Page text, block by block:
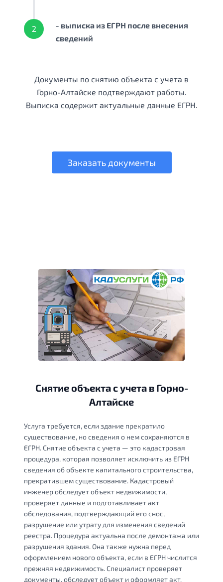
2
- выписка из ЕГРН после внесения
сведений
Документы по снятию объекта с учета в
Горно-Алтайске подтверждают работы.
Выписка содержит актуальные данные ЕГРН.
Заказать документы
Снятие объекта с учета в Горно-
Алтайске
Услуга требуется, если здание прекратило
существование, но сведения о нем сохраняются в
ЕГРН. Снятие объекта с учета — это кадастровая
процедура, которая позволяет исключить из ЕГРН
сведения об объекте капитального строительства,
прекратившем существование. Кадастровый
инженер обследует объект недвижимости,
проверяет данные и подготавливает акт
обследования, подтверждающий его снос,
разрушение или утрату для изменения сведений
реестра. Процедура актуальна после демонтажа или
разрушения здания. Она также нужна перед
оформлением нового объекта, если в ЕГРН числится
прежняя недвижимость. Специалист проверяет
документы, обследует объект и оформляет акт.